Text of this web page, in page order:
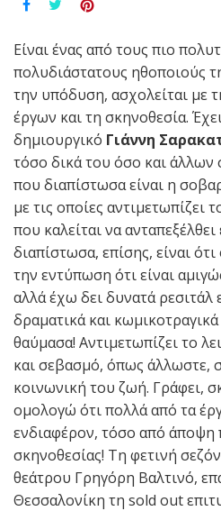
Είναι ένας από τους πιο
πολυδιάστατους ηθοποιούς
την υπόδυση, ασχολείται με
έργων και τη σκηνοθεσία.
δημιουργικό Γιάννη
τόσο δικά του όσο και άλλων
που διαπίστωσα είναι η
με τις οποίες αντιμετωπίζει
που καλείται να
διαπίστωσα, επίσης, είναι
την εντύπωση ότι είναι
αλλά έχω δει δυνατά ρεσιτάλ
δραματικά και
θαύμασα! Αντιμετωπίζει το
και σεβασμό, όπως άλλωστε,
κοινωνική του ζωή. Γράφει,
ομολογώ ότι πολλά από τα
ενδιαφέρον, τόσο από άποψη
σκηνοθεσίας! Τη φετινή
θεάτρου Γρηγόρη Βαλτινό,
Θεσσαλονίκη τη sold out